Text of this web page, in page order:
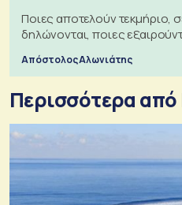
Ποιες αποτελούν τεκμήριο,
δηλώνονται, ποιες
Απόστολος Αλωνιάτης
Περισσότερα